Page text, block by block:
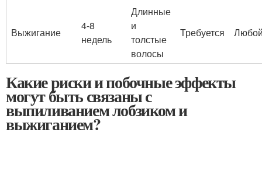
Выжигание
4-8
недель
Длинные
и
толстые
волосы
Требуется
Какие риски и побочные эффекты
могут быть связаны с
выпиливанием лобзиком и
выжиганием?